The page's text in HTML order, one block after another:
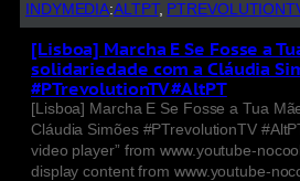
INDYMEDIA:ALTPT,
[Lisboa] Marcha E Se Fosse a
solidariedade com a Cláudia
#PTrevolutionTV #AltPT
[Lisboa] Marcha E Se Fosse a Tua
Cláudia Simões #PTrevolutionTV
video player” from www.youtube-
display content from www.youtube-